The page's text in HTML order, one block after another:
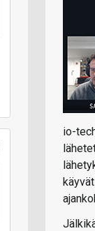
io-